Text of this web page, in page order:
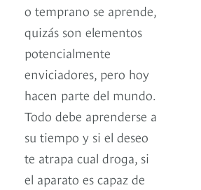
o temprano se aprende,
quizás son elementos
potencialmente
enviciadores, pero hoy
hacen parte del mundo.
Todo debe aprenderse a
su tiempo y si el deseo
te atrapa cual droga, si
el aparato es capaz de